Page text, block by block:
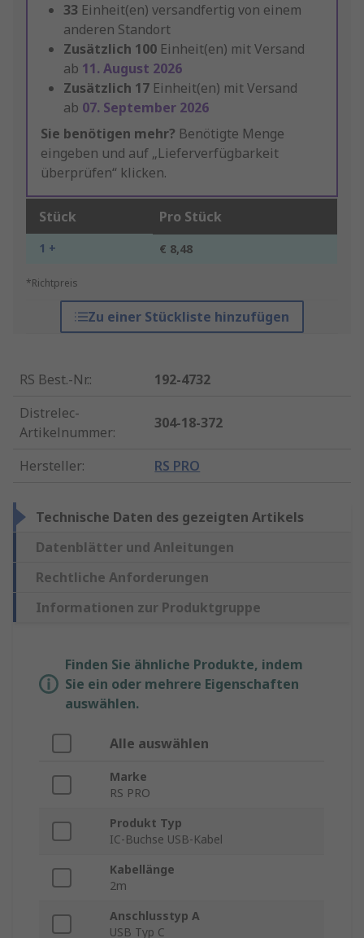
33 Einheit(en) versandfertig von einem
anderen Standort
Zusätzlich 100 Einheit(en) mit Versand
ab 11. August 2026
Zusätzlich 17 Einheit(en) mit Versand
ab 07. September 2026
Sie benötigen mehr? Benötigte Menge
eingeben und auf „Lieferverfügbarkeit
überprüfen“ klicken.
Stück Pro Stück
1 + € 8,48
*Richtpreis
Zu einer Stückliste hinzufügen
RS Best.-Nr.:
192-4732
Distrelec-
Artikelnummer:
304-18-372
Hersteller: RS PRO
Technische Daten des gezeigten Artikels
Datenblätter und Anleitungen
Rechtliche Anforderungen
Informationen zur Produktgruppe
Finden Sie ähnliche Produkte, indem
Sie ein oder mehrere Eigenschaften
auswählen.
Alle auswählen
Marke
RS PRO
Produkt Typ
IC-Buchse USB-Kabel
Kabellänge
2m
Anschlusstyp A
USB Typ C